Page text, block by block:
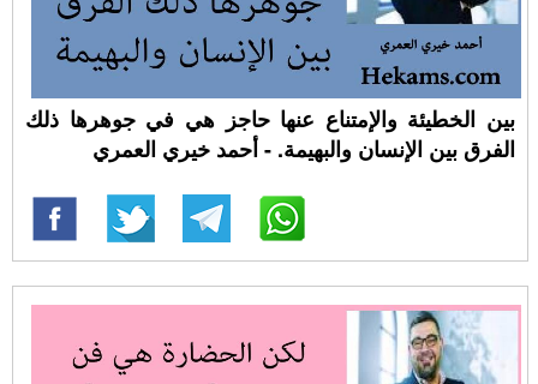
بين الخطيئة والإمتناع عنها حاجز هي في جوهرها ذلك
الفرق بين الإنسان والبهيمة. - أحمد خيري العمري